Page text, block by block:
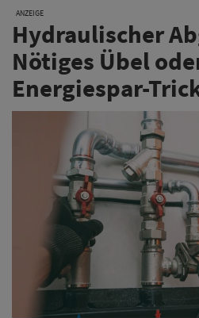
ANZEIGE
Hydraulischer
Nötiges Übel
Energiespar-